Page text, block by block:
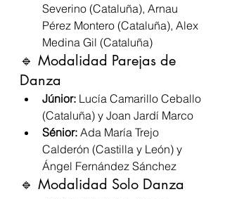
Severino (Cataluña), Arnau
Pérez Montero (Cataluña), Alex
Medina Gil (Cataluña)
🔹 Modalidad Parejas de
Danza
Júnior: Lucía Camarillo Ceballo
(Cataluña) y Joan Jardí Marco
Sénior: Ada María Trejo
Calderón (Castilla y León) y
Ángel Fernández Sánchez
🔹 Modalidad Solo Danza